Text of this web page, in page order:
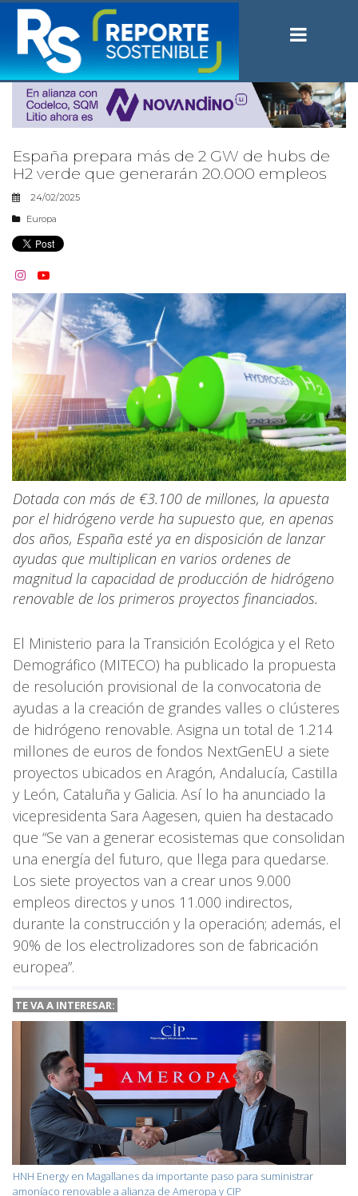
España prepara más de 2 GW de hubs de
H2 verde que generarán 20.000 empleos
24/02/2025
Europa
 
Dotada con más de €3.100 de millones, la apuesta
por el hidrógeno verde ha supuesto que, en apenas
dos años, España esté ya en disposición de lanzar
ayudas que multiplican en varios ordenes de
magnitud la capacidad de producción de hidrógeno
renovable de los primeros proyectos financiados.
El Ministerio para la Transición Ecológica y el Reto
Demográfico (MITECO) ha publicado la propuesta
de resolución provisional de la convocatoria de
ayudas a la creación de grandes valles o clústeres
de hidrógeno renovable. Asigna un total de 1.214
millones de euros de fondos NextGenEU a siete
proyectos ubicados en Aragón, Andalucía, Castilla
y León, Cataluña y Galicia. Así lo ha anunciado la
vicepresidenta Sara Aagesen, quien ha destacado
que “Se van a generar ecosistemas que consolidan
una energía del futuro, que llega para quedarse.
Los siete proyectos van a crear unos 9.000
empleos directos y unos 11.000 indirectos,
durante la construcción y la operación; además, el
90% de los electrolizadores son de fabricación
europea”.
TE VA A INTERESAR:
HNH Energy en Magallanes da importante paso para suministrar
amoníaco renovable a alianza de Ameropa y CIP